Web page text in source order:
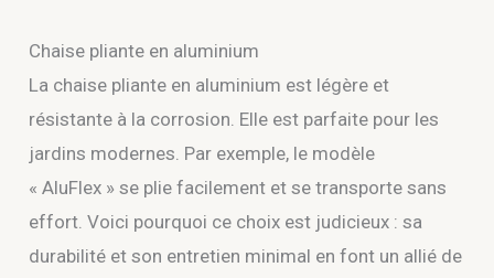
Chaise pliante en aluminium
La chaise pliante en aluminium est légère et
résistante à la corrosion. Elle est parfaite pour les
jardins modernes. Par exemple, le modèle
« AluFlex » se plie facilement et se transporte sans
effort. Voici pourquoi ce choix est judicieux : sa
durabilité et son entretien minimal en font un allié de